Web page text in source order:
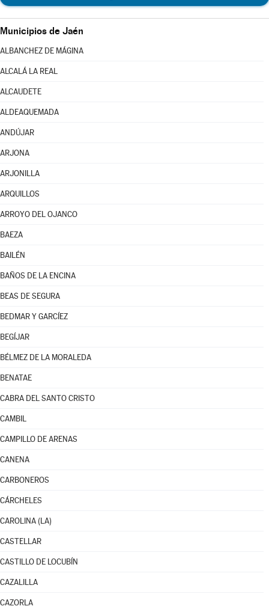
Municipios de Jaén
ALBANCHEZ DE MÁGINA
ALCALÁ LA REAL
ALCAUDETE
ALDEAQUEMADA
ANDÚJAR
ARJONA
ARJONILLA
ARQUILLOS
ARROYO DEL OJANCO
BAEZA
BAILÉN
BAÑOS DE LA ENCINA
BEAS DE SEGURA
BEDMAR Y GARCÍEZ
BEGÍJAR
BÉLMEZ DE LA MORALEDA
BENATAE
CABRA DEL SANTO CRISTO
CAMBIL
CAMPILLO DE ARENAS
CANENA
CARBONEROS
CÁRCHELES
CAROLINA (LA)
CASTELLAR
CASTILLO DE LOCUBÍN
CAZALILLA
CAZORLA